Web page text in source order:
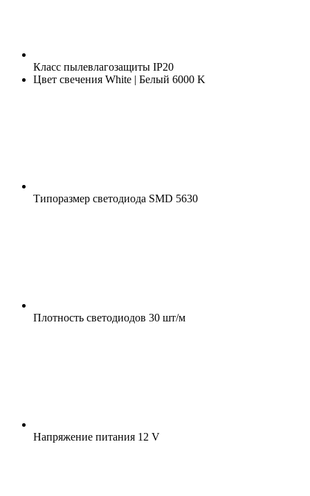
Класс пылевлагозащиты IP20
Цвет свечения White | Белый 6000 K
Типоразмер светодиода SMD 5630
Плотность светодиодов 30 шт/м
Напряжение питания 12 V